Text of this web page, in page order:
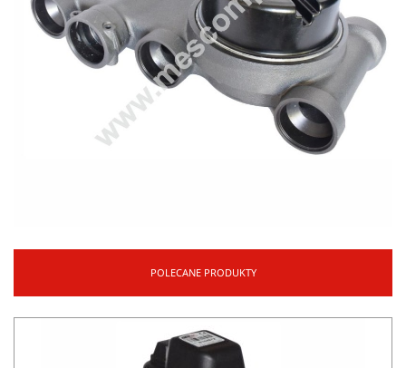
POLECANE PRODUKTY